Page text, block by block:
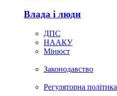
Влада i люди
ДПС
НААКУ
Мінюст
Законодавство
Регуляторна політика